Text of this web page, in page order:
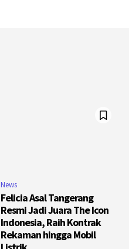
News
Felicia Asal Tangerang
Resmi Jadi Juara The Icon
Indonesia, Raih Kontrak
Rekaman hingga Mobil